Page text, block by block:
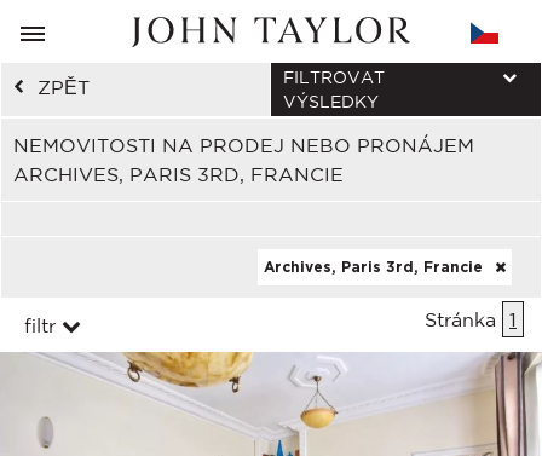
ZPĚT
NEMOVITOSTI NA PRODEJ NEBO PRONÁJEM
ARCHIVES, PARIS 3RD, FRANCIE
FILTROVAT
VÝSLEDKY
Archives, Paris 3rd, Francie
filtr Stránka 1